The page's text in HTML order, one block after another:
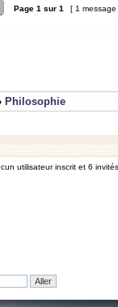
Page 1 sur 1 [ 1
Philosophie
utilisateur inscrit et 6 invités